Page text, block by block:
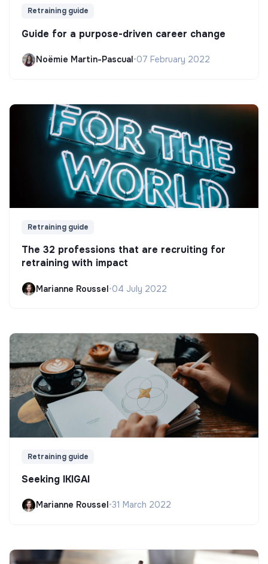
Retraining guide
Guide for a purpose-driven career change
Noëmie Martin-Pascual•07 February 2022
Retraining guide
The 32 professions that are recruiting for
retraining with impact
Marianne Roussel•04 July 2022
Retraining guide
Seeking IKIGAI
Marianne Roussel •31 March 2022